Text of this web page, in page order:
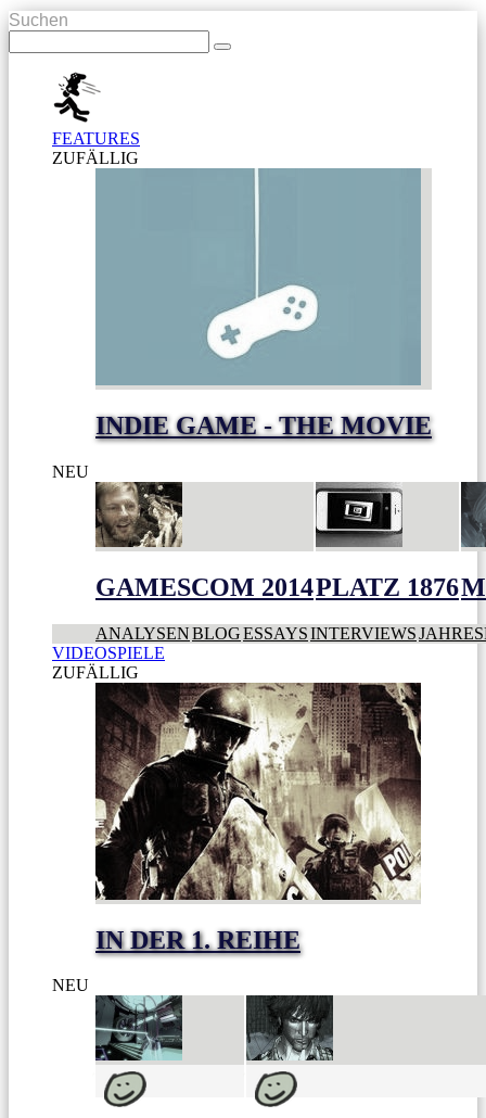
Suchen
FEATURES
ZUFÄLLIG
INDIE GAME - THE MOVIE
NEU
GAMESCOM 2014PLATZ 1876
ANALYSENBLOGESSAYSINTERVIEWS
VIDEOSPIELE
ZUFÄLLIG
IN DER 1. REIHE
NEU